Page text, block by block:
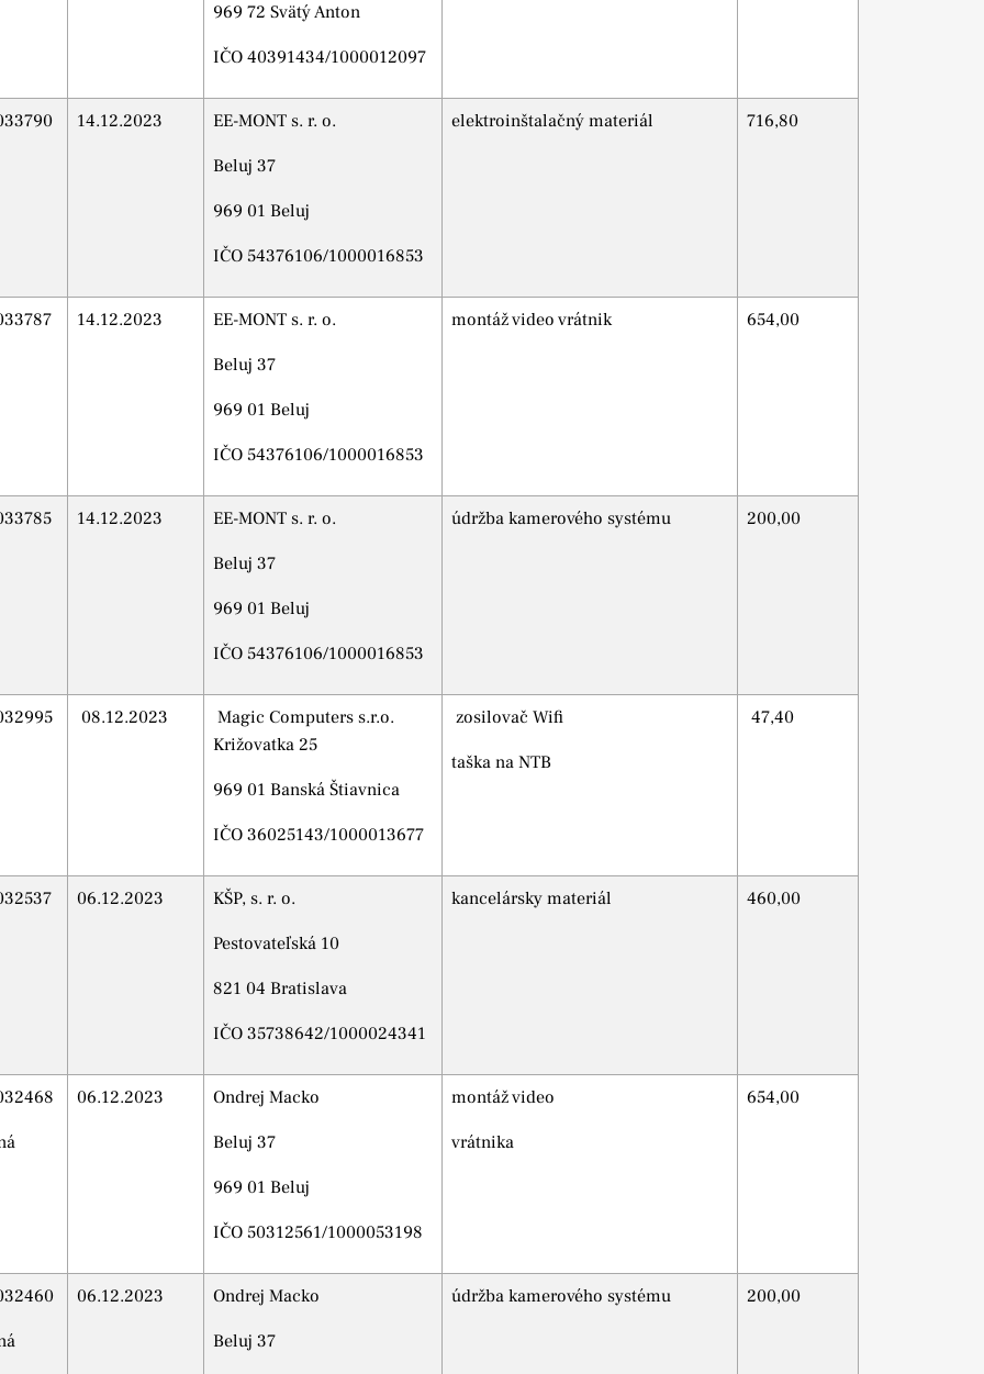
969 72 Svätý Anton
IČO 40391434/1000012097
14.12.2023 EE-MONT s. r. o.
Beluj 37
969 01 Beluj
IČO 54376106/1000016853
elektroinštalačný materiál 716,80
14.12.2023 EE-MONT s. r. o.
Beluj 37
969 01 Beluj
IČO 54376106/1000016853
montáž video vrátnik 654,00
14.12.2023 EE-MONT s. r. o.
Beluj 37
969 01 Beluj
IČO 54376106/1000016853
údržba kamerového systému 200,00
08.12.2023
Magic Computers s.r.o.
Križovatka 25
969 01 Banská Štiavnica
IČO 36025143/1000013677
zosilovač Wifi
taška na NTB
47,40
06.12.2023 KŠP, s. r. o.
Pestovateľská 10
821 04 Bratislava
IČO 35738642/1000024341
kancelársky materiál 460,00
06.12.2023 Ondrej Macko
Beluj 37
969 01 Beluj
IČO 50312561/1000053198
montáž video
vrátnika
654,00
06.12.2023 Ondrej Macko
Beluj 37
údržba kamerového systému 200,00